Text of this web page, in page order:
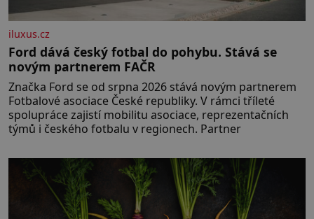
iluxus.cz
Ford dává český fotbal do pohybu. Stává se
novým partnerem FAČR
Značka Ford se od srpna 2026 stává novým partnerem
Fotbalové asociace České republiky. V rámci tříleté
spolupráce zajistí mobilitu asociace, reprezentačních
týmů i českého fotbalu v regionech. Partner